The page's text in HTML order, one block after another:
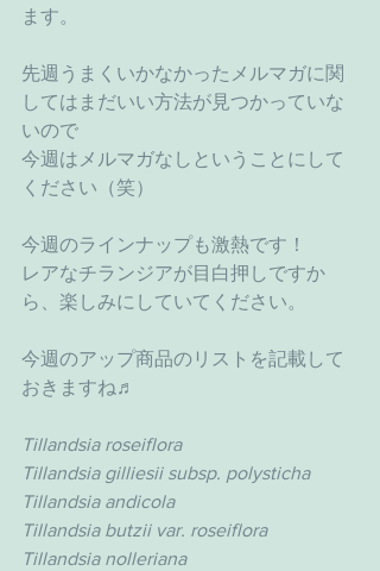
ます。
先週うまくいかなかったメルマガに関
してはまだいい方法が見つかっていな
いので
今週はメルマガなしということにして
ください（笑）
今週のラインナップも激熱です！
レアなチランジアが目白押しですか
ら、楽しみにしていてください。
今週のアップ商品のリストを記載して
おきますね♬
Tillandsia roseiflora
Tillandsia gilliesii subsp. polysticha
Tillandsia andicola
Tillandsia butzii var. roseiflora
Tillandsia nolleriana